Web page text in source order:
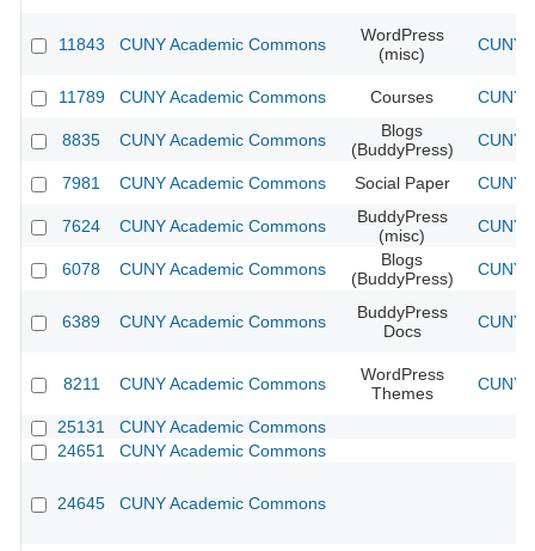
11843 CUNY Academic Commons
WordPress
(misc)
CUNY
11789 CUNY Academic Commons Courses CUNY
8835 CUNY Academic Commons
Blogs
(BuddyPress)
CUNY
7981 CUNY Academic Commons Social Paper CUNY
7624 CUNY Academic Commons
BuddyPress
(misc)
CUNY
6078 CUNY Academic Commons
Blogs
(BuddyPress)
CUNY
6389 CUNY Academic Commons
BuddyPress
Docs
CUNY
8211 CUNY Academic Commons
WordPress
Themes
CUNY
25131
CUNY Academic Commons
24651
CUNY Academic Commons
24645 CUNY Academic Commons